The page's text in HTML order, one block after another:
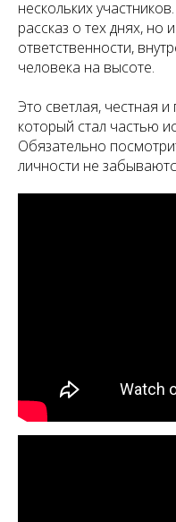
нескольких
рассказ о тех днях,
ответственности,
человека на высоте.
Это светлая, честная
который стал частью
Обязательно
личности не